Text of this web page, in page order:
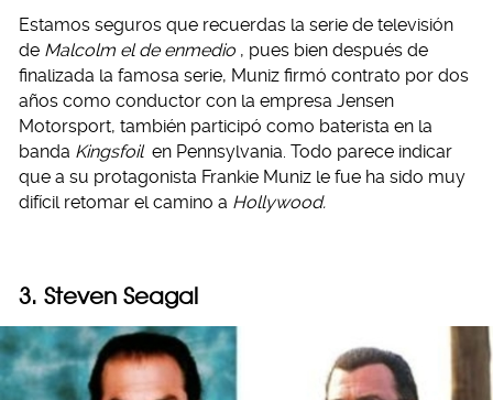
Estamos seguros que recuerdas la serie de televisión
de Malcolm el de enmedio , pues bien después de
finalizada la famosa serie, Muniz firmó contrato por dos
años como conductor con la empresa Jensen
Motorsport, también participó como baterista en la
banda Kingsfoil en Pennsylvania. Todo parece indicar
que a su protagonista Frankie Muniz le fue ha sido muy
difícil retomar el camino a Hollywood.
3. Steven Seagal